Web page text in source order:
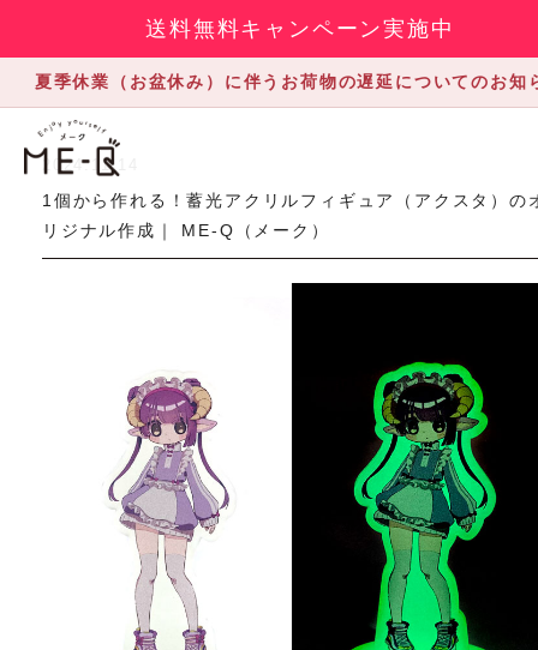
送料無料キャンペーン実施中
夏季休業（お盆休み）に伴うお荷物の遅延についてのお知
2024.11.14
1個から作れる！蓄光アクリルフィギュア（アクスタ）の
リジナル作成｜ ME-Q（メーク）